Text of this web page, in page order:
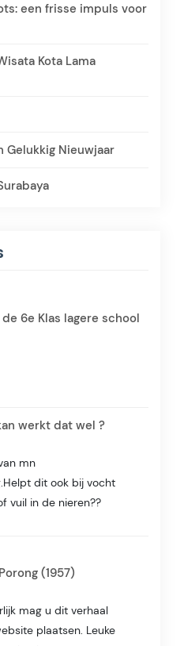
een frisse impuls voor
Kota Lama
Gelukkig Nieuwjaar
6e Klas lagere school
werkt dat wel ?
mn
dit ook bij vocht
vuil in de nieren??
(1957)
mag u dit verhaal
plaatsen. Leuke